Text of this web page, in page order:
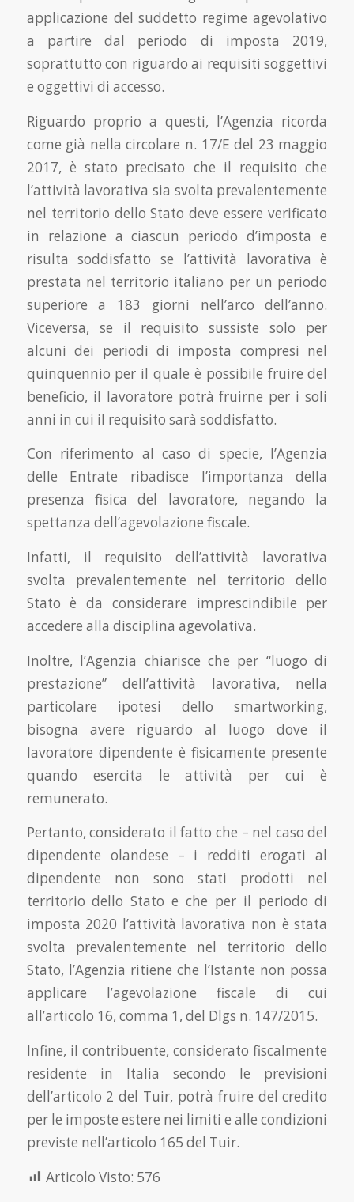
applicazione del suddetto regime agevolativo
a partire dal periodo di imposta 2019,
soprattutto con riguardo ai requisiti soggettivi
e oggettivi di accesso.
Riguardo proprio a questi, l’Agenzia ricorda
come già nella circolare n. 17/E del 23 maggio
2017, è stato precisato che il requisito che
l’attività lavorativa sia svolta prevalentemente
nel territorio dello Stato deve essere verificato
in relazione a ciascun periodo d’imposta e
risulta soddisfatto se l’attività lavorativa è
prestata nel territorio italiano per un periodo
superiore a 183 giorni nell’arco dell’anno.
Viceversa, se il requisito sussiste solo per
alcuni dei periodi di imposta compresi nel
quinquennio per il quale è possibile fruire del
beneficio, il lavoratore potrà fruirne per i soli
anni in cui il requisito sarà soddisfatto.
Con riferimento al caso di specie, l’Agenzia
delle Entrate ribadisce l’importanza della
presenza fisica del lavoratore, negando la
spettanza dell’agevolazione fiscale.
Infatti, il requisito dell’attività lavorativa
svolta prevalentemente nel territorio dello
Stato è da considerare imprescindibile per
accedere alla disciplina agevolativa.
Inoltre, l’Agenzia chiarisce che per “luogo di
prestazione” dell’attività lavorativa, nella
particolare ipotesi dello smartworking,
bisogna avere riguardo al luogo dove il
lavoratore dipendente è fisicamente presente
quando esercita le attività per cui è
remunerato.
Pertanto, considerato il fatto che – nel caso del
dipendente olandese – i redditi erogati al
dipendente non sono stati prodotti nel
territorio dello Stato e che per il periodo di
imposta 2020 l’attività lavorativa non è stata
svolta prevalentemente nel territorio dello
Stato, l’Agenzia ritiene che l’Istante non possa
applicare l’agevolazione fiscale di cui
all’articolo 16, comma 1, del Dlgs n. 147/2015.
Infine, il contribuente, considerato fiscalmente
residente in Italia secondo le previsioni
dell’articolo 2 del Tuir, potrà fruire del credito
per le imposte estere nei limiti e alle condizioni
previste nell’articolo 165 del Tuir.
Articolo Visto: 576